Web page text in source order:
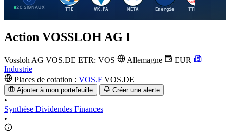
20 SIGNAUX TTE VK.PA META Energie TTE.PA
Action VOSSLOH AG I
Vossloh AG VOS.DE ETR: VOS Allemagne
EUR
Industrie
Places de cotation : VOS.F VOS.DE
Ajouter à mon portefeuille Créer une alerte
•
Synthèse Dividendes Finances
•